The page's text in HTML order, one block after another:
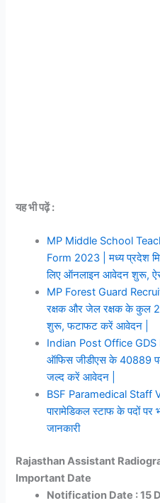
यह भी पढ़ें :
MP Middle School
Form 2023 | मध्य प्रदेश
लिए ऑनलाइन आवेदन शुरू,
MP Forest Guard
रक्षक और जेल रक्षक के कुल
शुरू, फटाफट करें आवेदन |
Indian Post Office GDS
ऑफिस जीडीएस के 40889
जल्द करें आवेदन |
BSF Paramedical Staff
पारामेडिकल स्टाफ के पदों पर
जानकारी
Rajasthan Assistant
Important Date
Notification Date : 15